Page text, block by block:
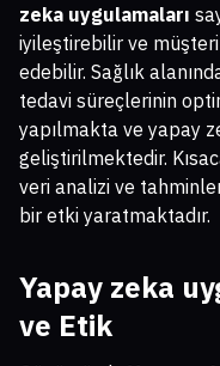
zeka uygulamaları
iyileştirebilir ve
edebilir. Sağlık
tedavi süreçlerinin
yapılmakta ve yapay
geliştirilmektedir.
veri analizi ve
bir etki yaratmaktadır.
Yapay zeka
ve Etik